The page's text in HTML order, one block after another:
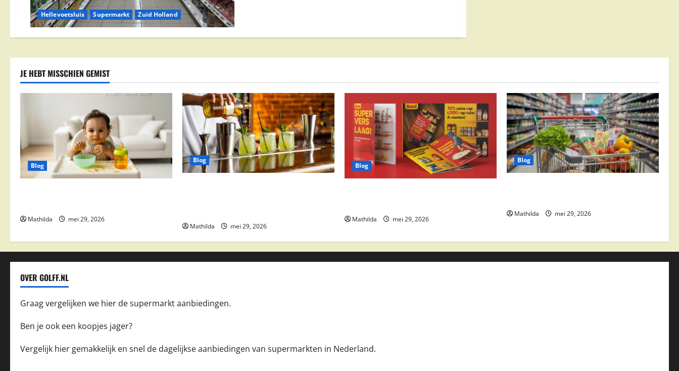
Hellevoetsluis Supermarkt Zuid Holland
Hellevoetsluis
JE HEBT MISSCHIEN GEMIST
Blog
Mathilda mei 29, 2026
Blog
Mathilda mei 29, 2026
Blog
Mathilda mei 29, 2026
Blog
Mathilda mei 29, 2026
OVER GOLFF.NL
Graag vergelijken we hier de supermarkt aanbiedingen.
Ben je ook een koopjes jager?
Vergelijk hier gemakkelijk en snel de dagelijkse aanbiedingen van supermarkten in Nederland.